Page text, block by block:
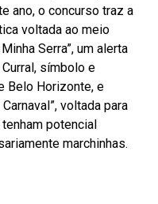
ano, o concurso traz a
voltada ao meio
Serra”, um alerta
símbolo e
Belo Horizonte, e
voltada para
potencial
marchinhas.